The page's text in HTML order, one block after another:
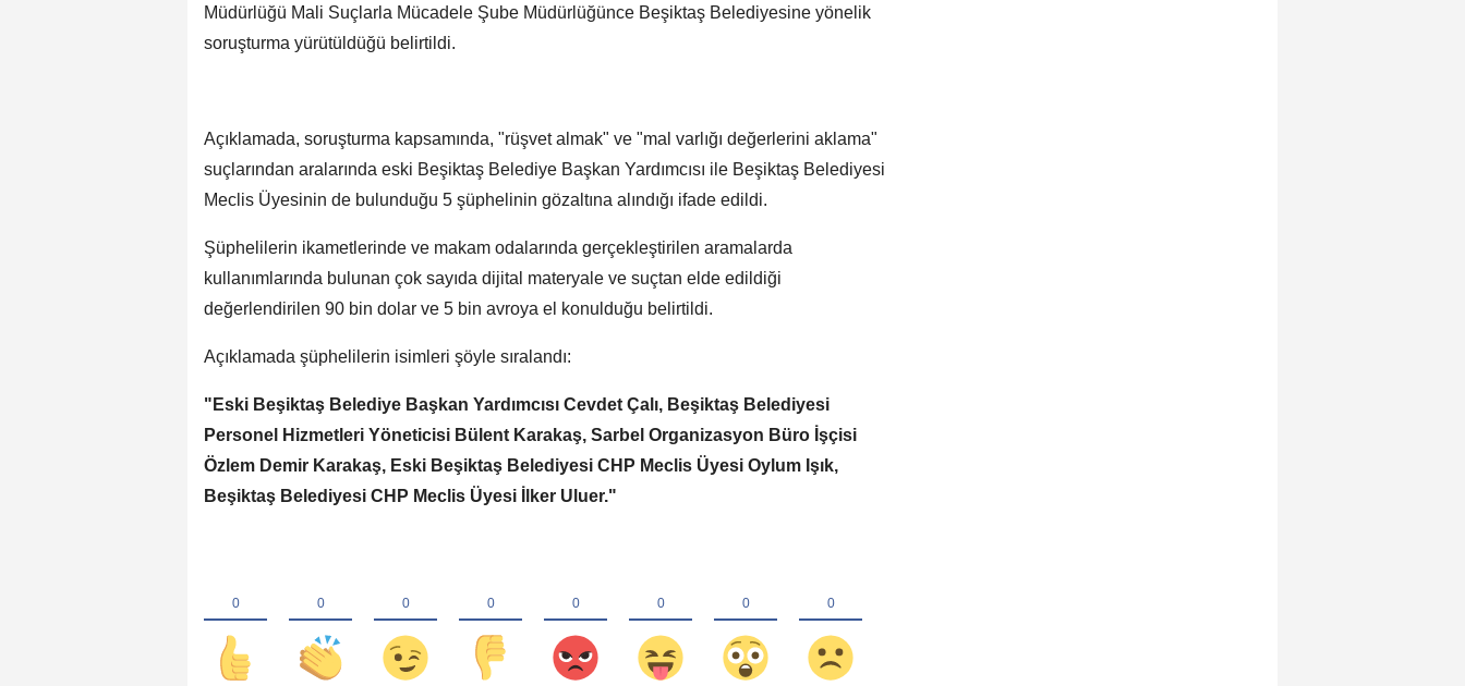
Müdürlüğü Mali Suçlarla Mücadele Şube Müdürlüğünce Beşiktaş Belediyesine yönelik
soruşturma yürütüldüğü belirtildi.
Açıklamada, soruşturma kapsamında, "rüşvet almak" ve "mal varlığı değerlerini aklama"
suçlarından aralarında eski Beşiktaş Belediye Başkan Yardımcısı ile Beşiktaş Belediyesi
Meclis Üyesinin de bulunduğu 5 şüphelinin gözaltına alındığı ifade edildi.
Şüphelilerin ikametlerinde ve makam odalarında gerçekleştirilen aramalarda
kullanımlarında bulunan çok sayıda dijital materyale ve suçtan elde edildiği
değerlendirilen 90 bin dolar ve 5 bin avroya el konulduğu belirtildi.
Açıklamada şüphelilerin isimleri şöyle sıralandı:
"Eski Beşiktaş Belediye Başkan Yardımcısı Cevdet Çalı, Beşiktaş Belediyesi
Personel Hizmetleri Yöneticisi Bülent Karakaş, Sarbel Organizasyon Büro İşçisi
Özlem Demir Karakaş, Eski Beşiktaş Belediyesi CHP Meclis Üyesi Oylum Işık,
Beşiktaş Belediyesi CHP Meclis Üyesi İlker Uluer."